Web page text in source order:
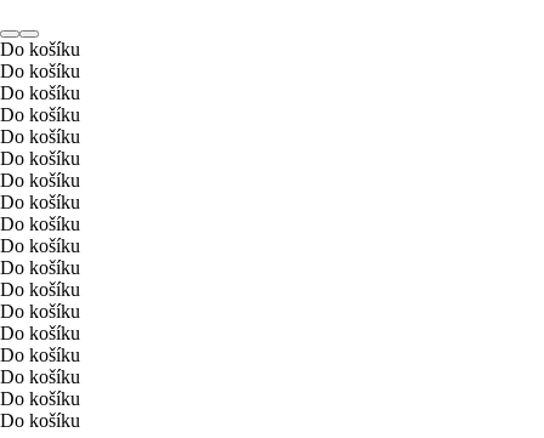
Do košíku
Do košíku
Do košíku
Do košíku
Do košíku
Do košíku
Do košíku
Do košíku
Do košíku
Do košíku
Do košíku
Do košíku
Do košíku
Do košíku
Do košíku
Do košíku
Do košíku
Do košíku